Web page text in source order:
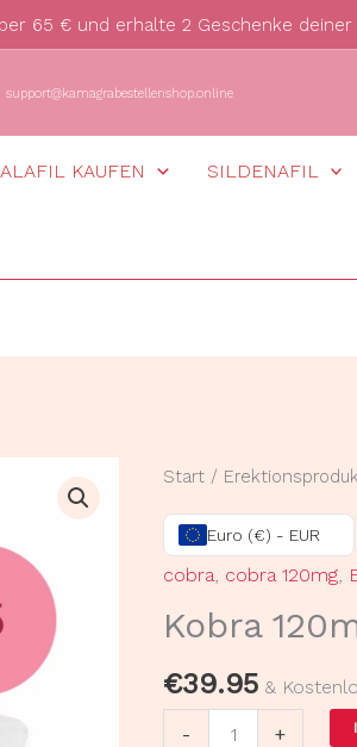
65 € und erhalte 2 Geschenke deiner
support@kamagrabestellenshop.online
KAUFEN SILDENAFIL
Start /
Euro (€) - EUR
cobra, cobra 120mg,
Kobra
€39.95 &
-
Kobra
120mg
5
Streifen
Menge
+